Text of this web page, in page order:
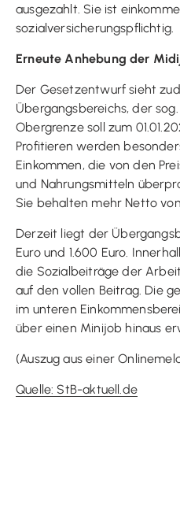
ausgezahlt. Sie ist
sozialversicherungspflichtig.
Erneute Anhebung der
Der Gesetzentwurf sieht
Übergangsbereichs, der
Obergrenze soll zum
Profitieren werden
Einkommen, die von den
und Nahrungsmitteln
Sie behalten mehr Netto
Derzeit liegt der
Euro und 1.600 Euro.
die Sozialbeiträge der
auf den vollen Beitrag. Die
im unteren
über einen Minijob hinaus
(Auszug aus einer
Quelle: StB-aktuell.de